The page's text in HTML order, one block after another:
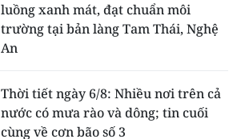
luồng xanh mát, đạt chuẩn môi
trường tại bản làng Tam Thái, Nghệ
An
Thời tiết ngày 6/8: Nhiều nơi trên cả
nước có mưa rào và dông; tin cuối
cùng về cơn bão số 3